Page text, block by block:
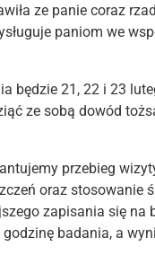
ze panie coraz
paniom we
będzie 21, 22 i 23
ze sobą dowód
przebieg
oraz stosowanie
zapisania się na
badania, a